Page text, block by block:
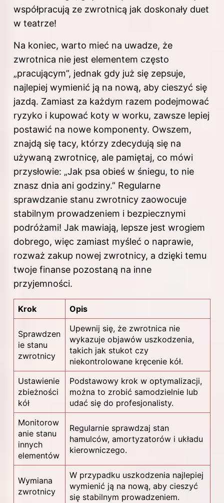
współpracują ze zwrotnicą jak doskonały duet
w teatrze!
Na koniec, warto mieć na uwadze, że
zwrotnica nie jest elementem często
„pracującym”, jednak gdy już się zepsuje,
najlepiej wymienić ją na nową, aby cieszyć się
jazdą. Zamiast za każdym razem podejmować
ryzyko i kupować koty w worku, zawsze lepiej
postawić na nowe komponenty. Owszem,
znajdą się tacy, którzy zdecydują się na
używaną zwrotnicę, ale pamiętaj, co mówi
przysłowie: „Jak psa obieś w śniegu, to nie
znasz dnia ani godziny.” Regularne
sprawdzanie stanu zwrotnicy zaowocuje
stabilnym prowadzeniem i bezpiecznymi
podróżami! Jak mawiają, lepsze jest wrogiem
dobrego, więc zamiast myśleć o naprawie,
rozważ zakup nowej zwrotnicy, a dzięki temu
twoje finanse pozostaną na inne
przyjemności.
Krok Opis
Sprawdzen
ie stanu
zwrotnicy
Upewnij się, że zwrotnica nie
wykazuje objawów uszkodzenia,
takich jak stukot czy
niekontrolowane kręcenie kół.
Ustawienie
zbieżności
kół
Podstawowy krok w optymalizacji,
można to zrobić samodzielnie lub
udać się do profesjonalisty.
Monitorow
anie stanu
innych
elementów
Regularnie sprawdzaj stan
hamulców, amortyzatorów i układu
kierowniczego.
Wymiana
zwrotnicy
W przypadku uszkodzenia najlepiej
wymienić ją na nową, aby cieszyć
się stabilnym prowadzeniem.